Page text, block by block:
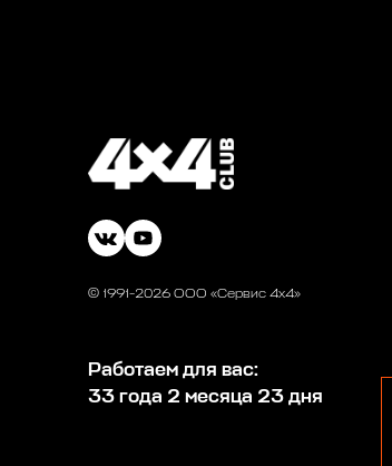
© 1991-2026 ООО «Сервис 4х4»
Работаем для вас:
33 года 2 месяца 23 дня